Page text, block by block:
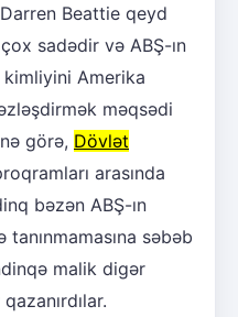
Beattie qeyd
sadədir və ABŞ-ın
Amerika
məqsədi
görə, Dövlət
arasında
bəzən ABŞ-ın
səbəb
malik digər